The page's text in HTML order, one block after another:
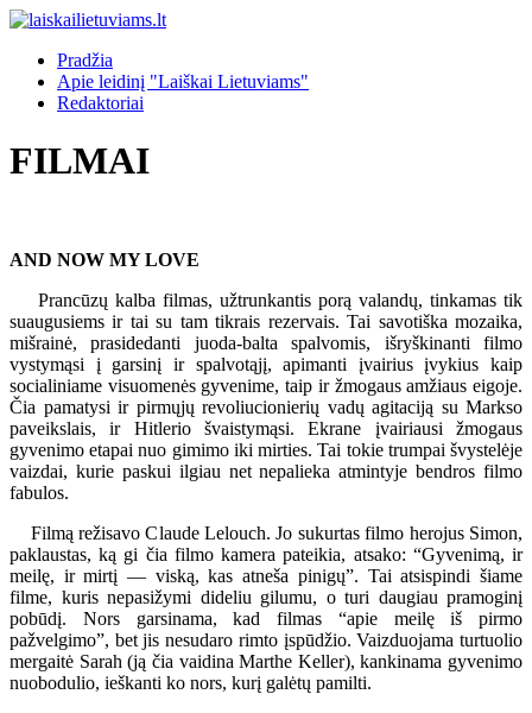
Pradžia
Apie leidinį "Laiškai Lietuviams"
Redaktoriai
FILMAI
AND NOW MY LOVE
Prancūzų kalba filmas, užtrunkantis porą valandų, tinkamas tik
suaugusiems ir tai su tam tikrais rezervais. Tai savotiška mozaika,
mišrainė, prasidedanti juoda-balta spalvomis, išryškinanti filmo
vystymąsi į garsinį ir spalvotąjį, apimanti įvairius įvykius kaip
socialiniame visuomenės gyvenime, taip ir žmogaus amžiaus eigoje.
Čia pamatysi ir pirmųjų revoliucionierių vadų agitaciją su Markso
paveikslais, ir Hitlerio švaistymąsi. Ekrane įvairiausi žmogaus
gyvenimo etapai nuo gimimo iki mirties. Tai tokie trumpai švystelėje
vaizdai, kurie paskui ilgiau net nepalieka atmintyje bendros filmo
fabulos.
Filmą režisavo Claude Lelouch. Jo sukurtas filmo herojus Simon,
paklaustas, ką gi čia filmo kamera pateikia, atsako: “Gyvenimą, ir
meilę, ir mirtį — viską, kas atneša pinigų”. Tai atsispindi šiame
filme, kuris nepasižymi dideliu gilumu, o turi daugiau pramoginį
pobūdį. Nors garsinama, kad filmas “apie meilę iš pirmo
pažvelgimo”, bet jis nesudaro rimto įspūdžio. Vaizduojama turtuolio
mergaitė Sarah (ją čia vaidina Marthe Keller), kankinama gyvenimo
nuobodulio, ieškanti ko nors, kurį galėtų pamilti.